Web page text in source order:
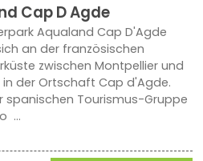
Cap D Agde
Aqualand Cap D'Agde
an der französischen
zwischen Montpellier und
der Ortschaft Cap d'Agde.
spanischen Tourismus-Gruppe
...